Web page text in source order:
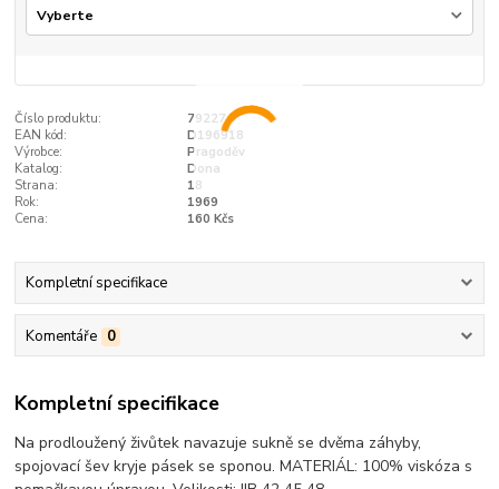
Číslo produktu:
79227
EAN kód:
D196918
Výrobce:
Pragoděv
Katalog:
Dona
Strana:
18
Rok:
1969
Cena:
160 Kčs
Kompletní specifikace
Komentáře 0
Kompletní specifikace
Na prodloužený živůtek navazuje sukně se dvěma záhyby,
spojovací šev kryje pásek se sponou. MATERIÁL: 100% viskóza s